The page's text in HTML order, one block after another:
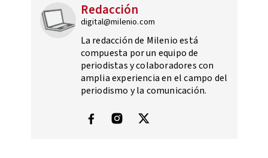
Redacción
digital@milenio.com
La redacción de Milenio está
compuesta por un equipo de
periodistas y colaboradores con
amplia experiencia en el campo del
periodismo y la comunicación.